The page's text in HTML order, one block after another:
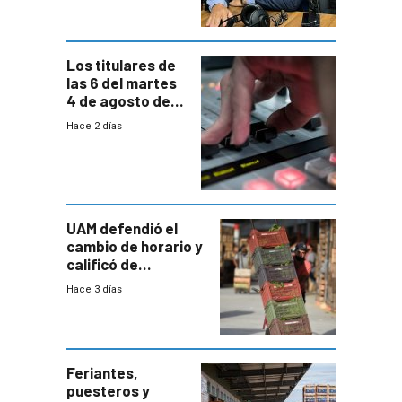
Los titulares de
las 6 del martes
4 de agosto de
2026
Hace 2 días
UAM defendió el
cambio de horario y
calificó de
“desproporcionado”
Hace 3 días
Feriantes,
puesteros y